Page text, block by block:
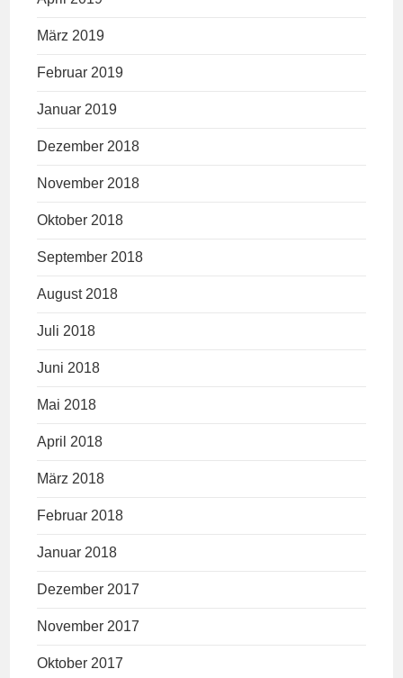
März 2019
Februar 2019
Januar 2019
Dezember 2018
November 2018
Oktober 2018
September 2018
August 2018
Juli 2018
Juni 2018
Mai 2018
April 2018
März 2018
Februar 2018
Januar 2018
Dezember 2017
November 2017
Oktober 2017